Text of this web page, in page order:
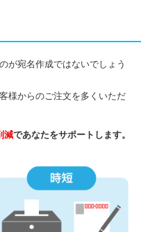
が宛名作成ではないでしょう
様からのご注文を多くいただ
減であなたをサポートします。